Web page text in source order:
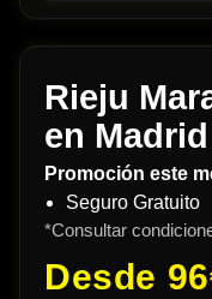
Rieju
en Madrid
Promoción este
Seguro Gratuito
*Consultar
Desde